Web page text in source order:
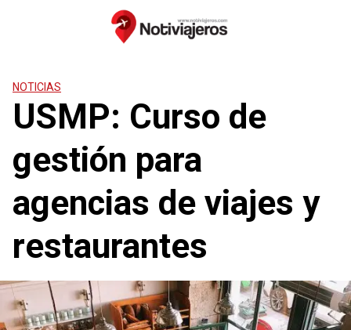
NOTICIAS
USMP: Curso de
gestión para
agencias de viajes y
restaurantes